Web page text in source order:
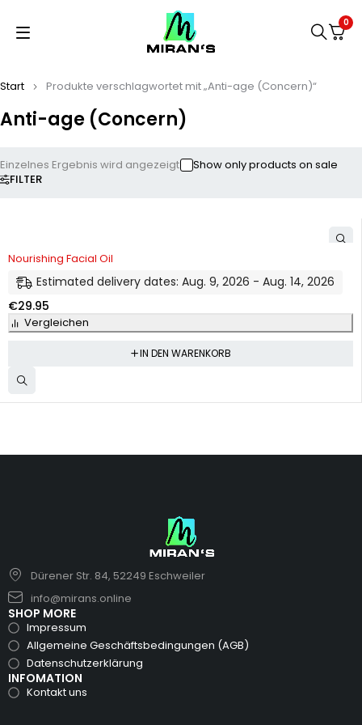
0
Anti-age (Concern)
Start Produkte verschlagwortet mit „Anti-age (Concern)“
FILTER
Einzelnes Ergebnis wird angezeigt Show only products on sale
Nourishing Facial Oil
Estimated delivery dates: Aug. 9, 2026 - Aug. 14, 2026
€29.95
Vergleichen
IN DEN WARENKORB
Dürener Str. 84, 52249 Eschweiler
info@mirans.online
SHOP MORE
Impressum
Allgemeine Geschäftsbedingungen (AGB)
Datenschutzerklärung
INFOMATION
Kontakt uns